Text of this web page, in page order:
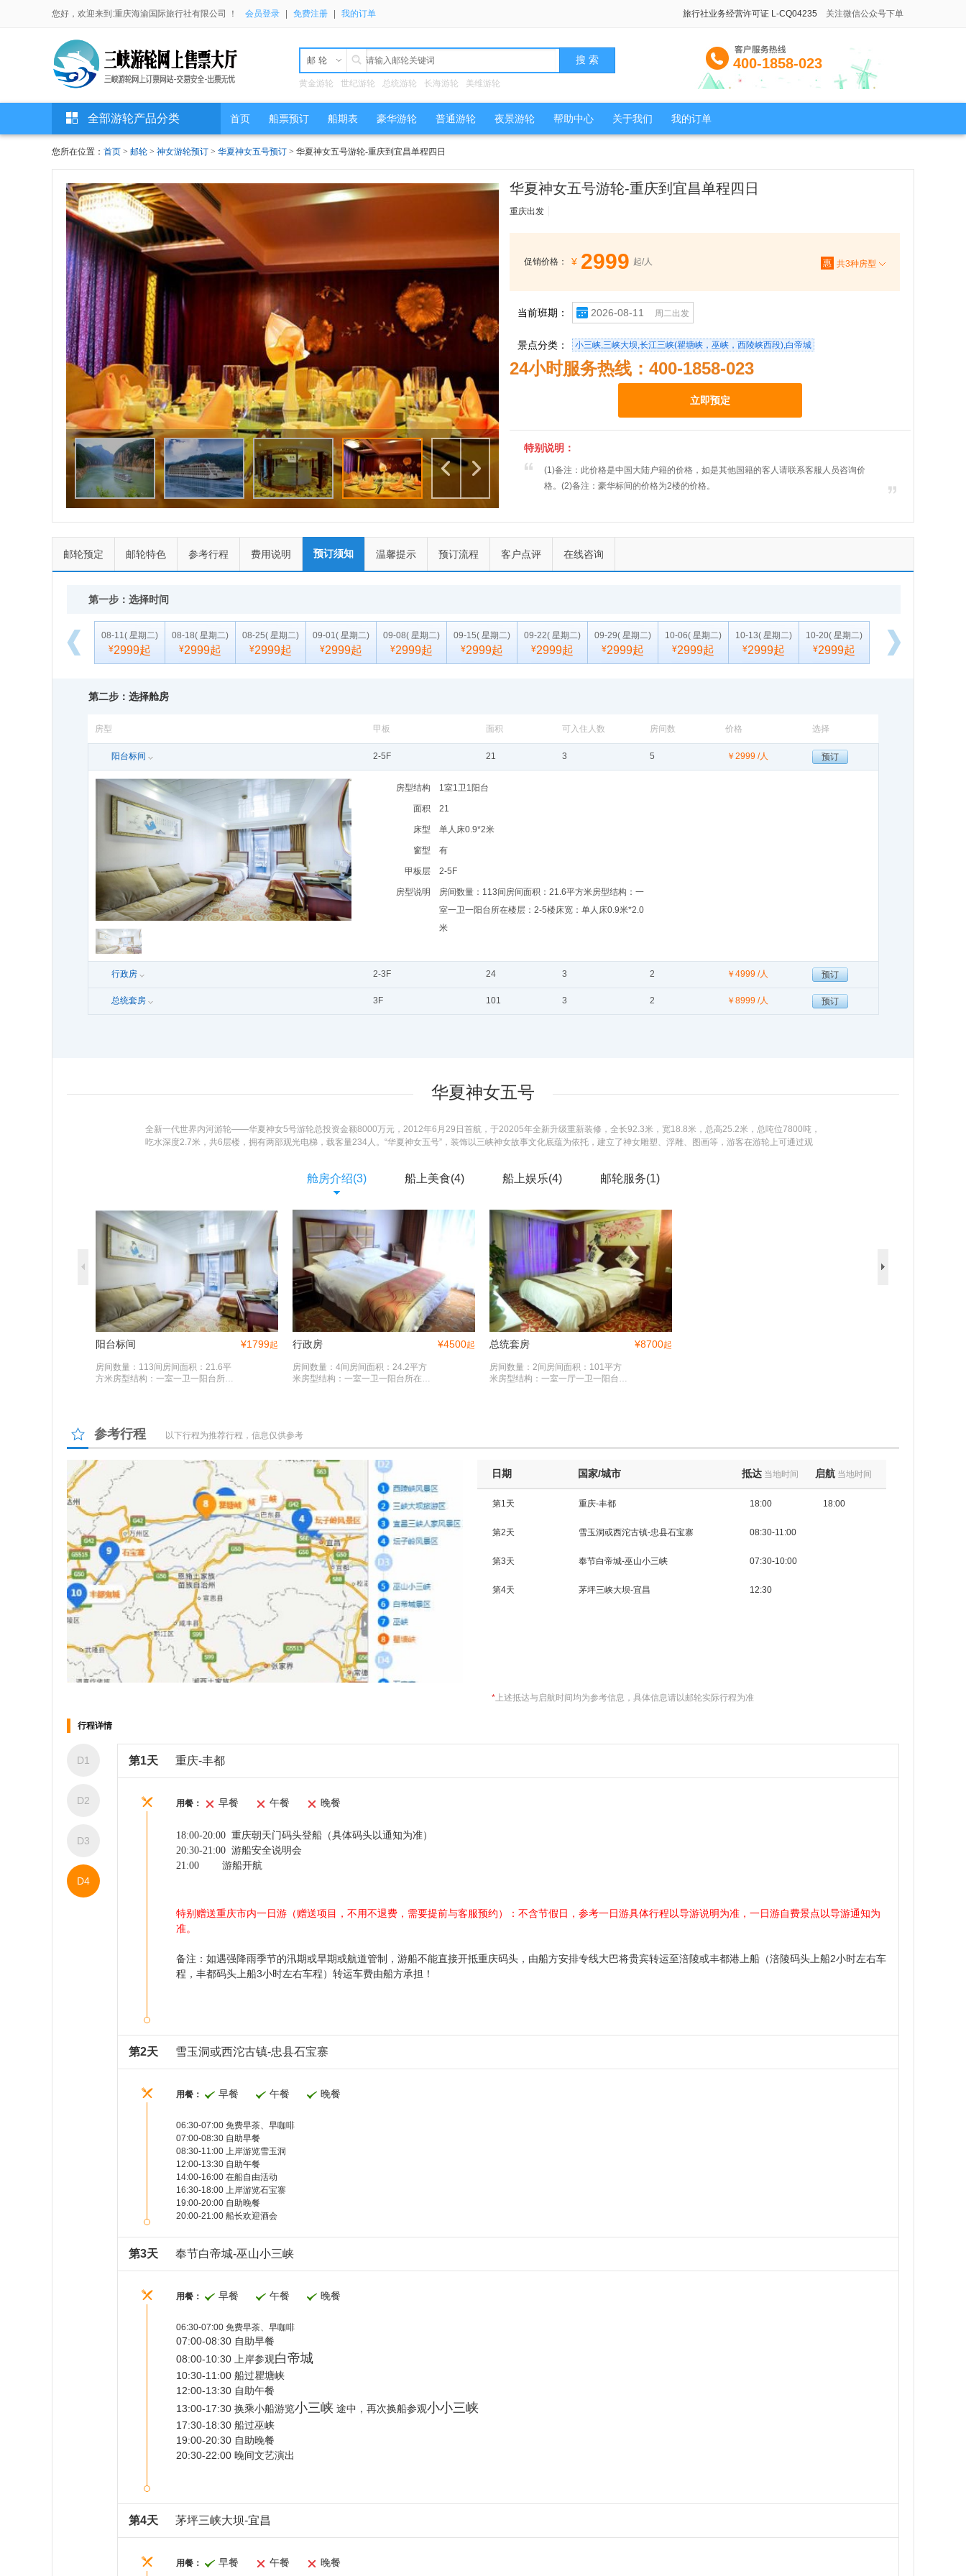
您好，欢迎来到:重庆海渝国际旅行社有限公司 ！ 会员登录 免费注册 我的订单 旅行社业务经营许可证 L-CQ04235 关注微信公众号下单
邮轮
黄金游轮 世纪游轮 总统游轮 长海游轮 美维游轮
400-1858-023
全部游轮产品分类 首页 船票预订 船期表 豪华游轮 普通游轮 夜景游轮 帮助中心 关于我们 我的订单
您所在位置： 首页 > 邮轮 > 神女游轮预订 > 华夏神女五号预订 > 华夏神女五号游轮-重庆到宜昌单程四日
上一个
华夏神女五号游轮-重庆到宜昌单程四日
重庆出发
促销价格： ¥ 2999 起/人 惠 共3种房型
当前班期： 2026-08-11 周二出发
景点分类： 小三峡,三峡大坝,长江三峡(瞿塘峡，巫峡，西陵峡西段),白帝城
24小时服务热线：400-1858-023
立即预定
特别说明：
(1)备注：此价格是中国大陆户籍的价格，如是其他国籍的客人请联系客服人员咨询价
格。(2)备注：豪华标间的价格为2楼的价格。
邮轮预定 邮轮特色 参考行程 费用说明 预订须知 温馨提示 预订流程 客户点评 在线咨询
第一步：选择时间
08-11( 星期二)
¥2999起
08-18( 星期二)
¥2999起
08-25( 星期二)
¥2999起
09-01( 星期二)
¥2999起
09-08( 星期二)
¥2999起
09-15( 星期二)
¥2999起
09-22( 星期二)
¥2999起
09-29( 星期二)
¥2999起
10-06( 星期二)
¥2999起
10-13( 星期二)
¥2999起
10-20( 星期二)
¥2999起
¥2999起
第二步：选择舱房
房型 甲板 面积 可入住人数 房间数 价格 选择
阳台标间 2-5F 21 3 5 ￥ 2999 /人 预订
房型结构 1室1卫1阳台
面积 21
床型 单人床0.9*2米
窗型 有
甲板层 2-5F
房型说明
房间数量：113间房间面积：21.6平方米房型结构：一
室一卫一阳台所在楼层：2-5楼床宽：单人床0.9米*2.0
米
行政房 2-3F 24 3 2 ￥ 4999 /人 预订
总统套房 3F 101 3 2 ￥ 8999 /人 预订
华夏神女五号
全新一代世界内河游轮——华夏神女5号游轮总投资金额8000万元，2012年6月29日首航，于20205年全新升级重新装修，全长92.3米，宽18.8米，总高25.2米，总吨位7800吨，
吃水深度2.7米，共6层楼，拥有两部观光电梯，载客量234人。“华夏神女五号”，装饰以三峡神女故事文化底蕴为依托，建立了神女雕塑、浮雕、图画等，游客在游轮上可通过观
浆双舵”顶尖科技，率先践行“安全环保、节能减排”。了解更多 >
舱房介绍(3) 船上美食(4) 船上娱乐(4) 邮轮服务(1)
阳台标间 ¥1799起
房间数量：113间房间面积：21.6平
方米房型结构：一室一卫一阳台所在
行政房 ¥4500起
房间数量：4间房间面积：24.2平方
米房型结构：一室一卫一阳台所在楼
总统套房 ¥8700起
房间数量：2间房间面积：101平方
米房型结构：一室一厅一卫一阳台所
VIP 自助餐厅 特色餐饮 酒吧
会议室
参考行程 以下行程为推荐行程，信息仅供参考
日期 国家/城市 抵达 当地时间 启航 当地时间
第1天 重庆-丰都 18:00 18:00
第2天 雪玉洞或西沱古镇-忠县石宝寨 08:30-11:00
第3天 奉节白帝城-巫山小三峡 07:30-10:00
第4天 茅坪三峡大坝-宜昌 12:30
* 上述抵达与启航时间均为参考信息，具体信息请以邮轮实际行程为准
行程详情
D1
D2
D3
D4
第1天 重庆-丰都
用餐： 早餐 午餐 晚餐
18:00-20:00 重庆朝天门码头登船（具体码头以通知为准）
20:30-21:00 游船安全说明会
21:00 游船开航
特别赠送重庆市内一日游（赠送项目，不用不退费，需要提前与客服预约）：不含节假日，参考一日游具体行程以导游说明为准，一日游自费景点以导游通知为
准。
备注：如遇强降雨季节的汛期或旱期或航道管制， 游船不能直接开抵重庆码头，由船方安排专线大巴将贵宾转运至涪陵或丰都港上船（涪陵码头上船2小时左右车
程，丰都码头上船3小时左右车程）转运车费由船方承担！
第2天 雪玉洞或西沱古镇-忠县石宝寨
用餐： 早餐 午餐 晚餐
06:30-07:00 免费早茶、早咖啡
07:00-08:30 自助早餐
08:30-11:00 上岸游览雪玉洞
12:00-13:30 自助午餐
14:00-16:00 在船自由活动
16:30-18:00 上岸游览石宝寨
19:00-20:00 自助晚餐
20:00-21:00 船长欢迎酒会
第3天 奉节白帝城-巫山小三峡
用餐： 早餐 午餐 晚餐
06:30-07:00 免费早茶、早咖啡
07:00-08:30 自助早餐
08:00-10:30 上岸参观白帝城
10:30-11:00 船过瞿塘峡
12:00-13:30 自助午餐
13:00-17:30 换乘小船游览小三峡 途中，再次换船参观小小三峡
17:30-18:30 船过巫峡
19:00-20:30 自助晚餐
20:30-22:00 晚间文艺演出
第4天 茅坪三峡大坝-宜昌
用餐： 早餐 午餐 晚餐